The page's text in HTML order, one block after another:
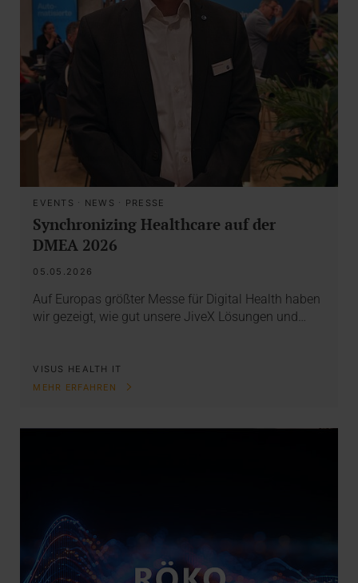
EVENTS · NEWS · PRESSE
Synchronizing Healthcare auf der
DMEA 2026
05.05.2026
Auf Europas größter Messe für Digital Health haben
wir gezeigt, wie gut unsere JiveX Lösungen und…
VISUS HEALTH IT
MEHR ERFAHREN